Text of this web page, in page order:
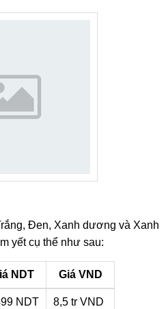
Đen, Xanh dương và Xanh
yết cụ thể như sau:
NDT Giá VND
NDT 8,5 tr VND